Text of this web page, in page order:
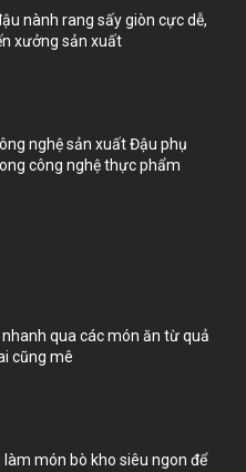
nành rang sấy giòn cực dễ,
xưởng sản xuất
nghệ sản xuất Đậu phụ
công nghệ thực phẩm
qua các món ăn từ quả
cũng mê
làm món bò kho siêu ngon để